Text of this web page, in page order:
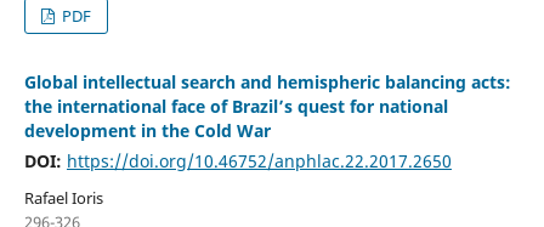
PDF
Global intellectual search and hemispheric balancing acts:
the international face of Brazil’s quest for national
development in the Cold War
DOI: https://doi.org/10.46752/anphlac.22.2017.2650
Rafael Ioris
296-326